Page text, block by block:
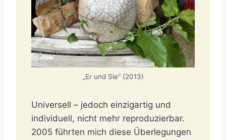
„Er und Sie“ (2013)
Universell – jedoch einzigartig und
individuell, nicht mehr reproduzierbar.
2005 führten mich diese Überlegungen